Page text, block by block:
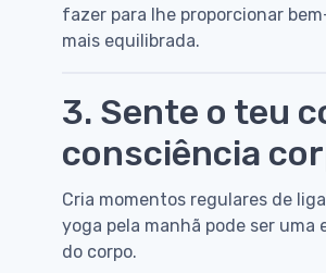
fazer para lhe proporcionar
mais equilibrada.
3. Sente o teu
consciência
Cria momentos regulares de
yoga pela manhã pode ser
do corpo.